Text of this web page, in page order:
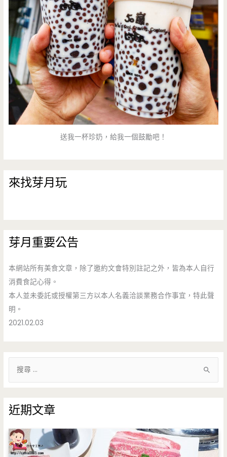
送我一杯珍奶，給我一個鼓勵吧！
來找芽月玩
芽月重要公告
本網站所有美食文章，除了邀約文會特別註記之外，皆為本人自行
消費食記心得。
本人並未委託或授權第三方以本人名義洽談業務合作事宜，特此聲
明。
2021.02.03
鍵
字
:
近期文章